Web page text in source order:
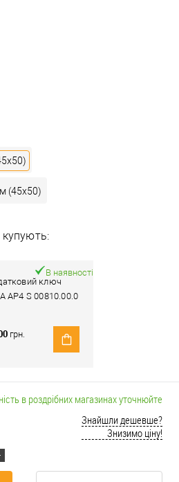
(45x50)
ключ
AP4 S 00810.00.0
В наявності
грн.
в роздрібних магазинах уточнюйте
Знайшли дешевше?
Знизимо ціну!